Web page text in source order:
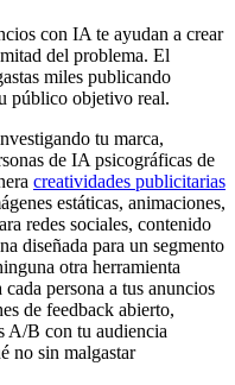
con IA te ayudan a crear
del problema. El
miles publicando
público objetivo real.
tu marca,
de IA psicográficas de
creatividades publicitarias
estáticas, animaciones,
redes sociales, contenido
diseñada para un segmento
otra herramienta
persona a tus anuncios
de feedback abierto,
A/B con tu audiencia
no sin malgastar